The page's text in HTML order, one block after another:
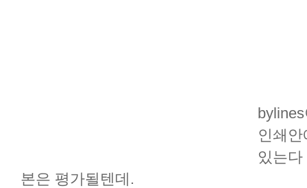
인쇄
있는
본은 평가될텐데.